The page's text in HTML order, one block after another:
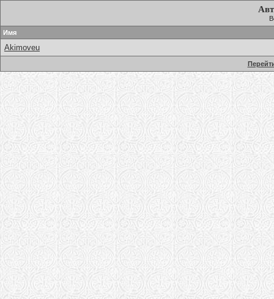
Имя
Akimoveu